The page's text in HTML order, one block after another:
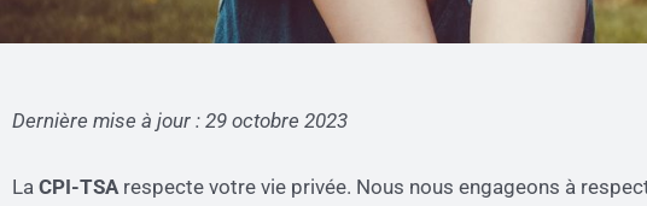
Dernière mise à jour : 29 octobre 2023
La CPI-TSA respecte votre vie privée. Nous nous engageons à